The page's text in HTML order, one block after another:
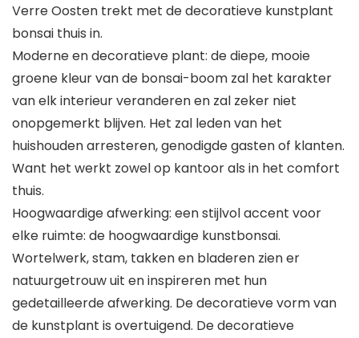
Verre Oosten trekt met de decoratieve kunstplant
bonsai thuis in.
Moderne en decoratieve plant: de diepe, mooie
groene kleur van de bonsai-boom zal het karakter
van elk interieur veranderen en zal zeker niet
onopgemerkt blijven. Het zal leden van het
huishouden arresteren, genodigde gasten of klanten.
Want het werkt zowel op kantoor als in het comfort
thuis.
Hoogwaardige afwerking: een stijlvol accent voor
elke ruimte: de hoogwaardige kunstbonsai.
Wortelwerk, stam, takken en bladeren zien er
natuurgetrouw uit en inspireren met hun
gedetailleerde afwerking. De decoratieve vorm van
de kunstplant is overtuigend. De decoratieve